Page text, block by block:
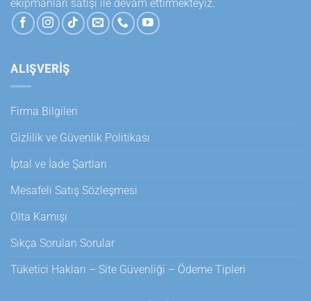
ekipmanları satışı ile devam ettirmekteyiz.
ALIŞVERİŞ
Firma Bilgileri
Gizlilik ve Güvenlik Politikası
İptal ve İade Şartları
Mesafeli Satış Sözleşmesi
Olta Kamışı
Sıkça Sorulan Sorular
Tüketici Hakları – Site Güvenliği – Ödeme Tipleri